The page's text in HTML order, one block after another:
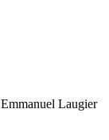
Laugier